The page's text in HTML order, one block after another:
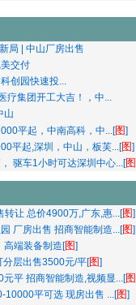
局 | 中山厂房出售
交付
创园快速投...
疗集团开工大吉！，中...
山
平起，中南高科，中...[图]
平起,深圳，中山，板芙...[图]
驱车1小时可达深圳中心...[图
让 总价4900万,广东,惠...[图]
厂房出售 招商智能制造...[图]
高端装备制造[图]
分层出售3500元/平[图]
元平 招商智能制造,视频显...[图
10000平可选 现房出售 ...[图]